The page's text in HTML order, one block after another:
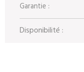
Garantie :
Disponibilité :